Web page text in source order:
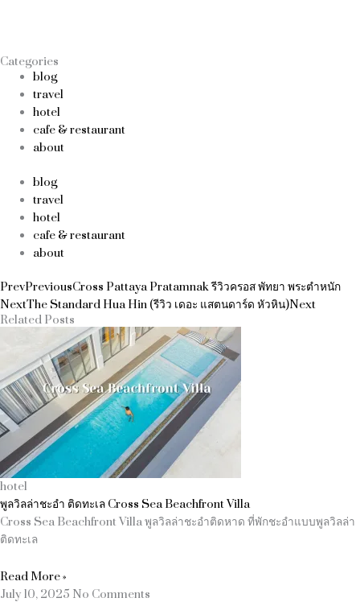
Categories
blog
travel
hotel
cafe & restaurant
about
blog
travel
hotel
cafe & restaurant
about
PrevPreviousCross Pattaya Pratamnak รีวิวครอส พัทยา พระตำหนัก
NextThe Standard Hua Hin (รีวิว เดอะ แสตนดาร์ด หัวหิน)Next
Related Posts
hotel
พูลวิลล่าชะอำ ติดทะเล Cross Sea Beachfront Villa
Cross Sea Beachfront Villa พูลวิลล่าชะอำติดหาด ที่พักชะอำแบบพูลวิลล่า
ติดทะเล
Read More »
July 10, 2025 No Comments